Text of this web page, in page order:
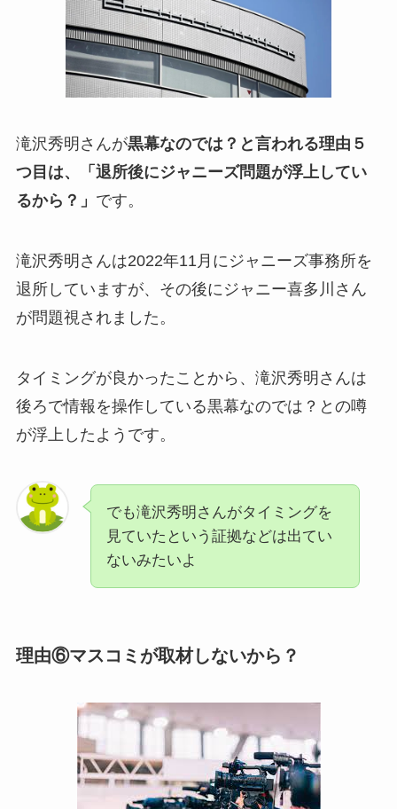
滝沢秀明さんが黒幕なのでは？と言われる理由５
つ目は、「退所後にジャニーズ問題が浮上してい
るから？」 です。
滝沢秀明さんは2022年11月にジャニーズ事務所を
退所していますが、その後にジャニー喜多川さん
が問題視されました。
タイミングが良かったことから、滝沢秀明さんは
後ろで情報を操作している黒幕なのでは？との噂
が浮上したようです。
でも滝沢秀明さんがタイミングを
見ていたという証拠などは出てい
ないみたいよ
理由⑥マスコミが取材しないから？